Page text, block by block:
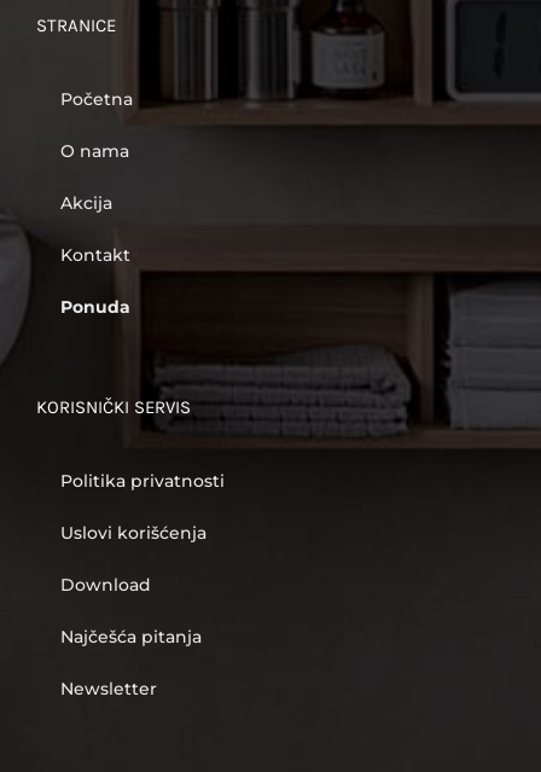
STRANICE
Početna
O nama
Akcija
Kontakt
Ponuda
KORISNIČKI SERVIS
Politika privatnosti
Uslovi korišćenja
Download
Najčešća pitanja
Newsletter